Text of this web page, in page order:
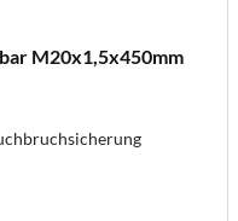
M20x1,5x450mm